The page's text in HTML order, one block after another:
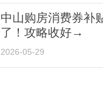
中山购房消费券补
了！攻略收好→
2026-05-29